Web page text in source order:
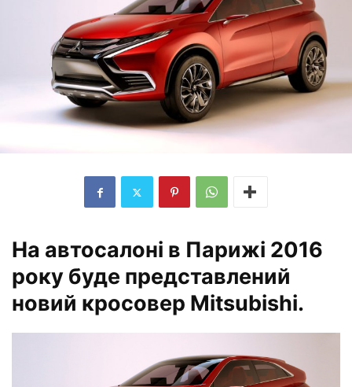
На автосалоні в Парижі 2016
року буде представлений
новий кросовер Mitsubishi.